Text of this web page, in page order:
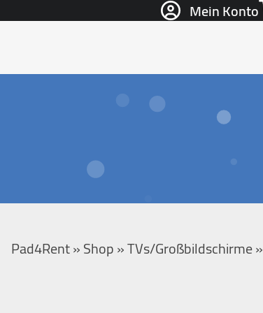
Mein Konto
Pad4Rent»Shop»TVs/Großbildschirme»